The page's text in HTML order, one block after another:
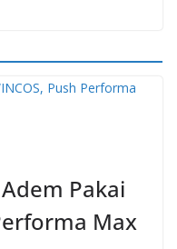
Pakai
Max